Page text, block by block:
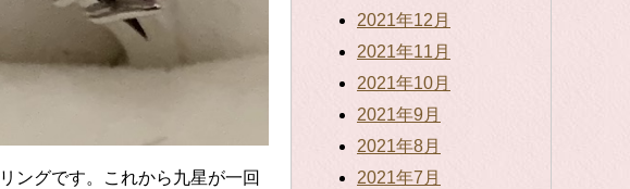
ングです。これから九星が一回
2021年12月
2021年11月
2021年10月
2021年9月
2021年8月
2021年7月